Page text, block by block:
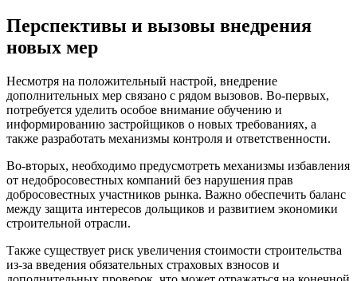
Перспективы и вызовы внедрения
новых мер
Несмотря на положительный настрой, внедрение
дополнительных мер связано с рядом вызовов. Во-первых,
потребуется уделить особое внимание обучению и
информированию застройщиков о новых требованиях, а
также разработать механизмы контроля и ответственности.
Во-вторых, необходимо предусмотреть механизмы избавления
от недобросовестных компаний без нарушения прав
добросовестных участников рынка. Важно обеспечить баланс
между защита интересов дольщиков и развитием экономики
строительной отрасли.
Также существует риск увеличения стоимости строительства
из-за введения обязательных страховых взносов и